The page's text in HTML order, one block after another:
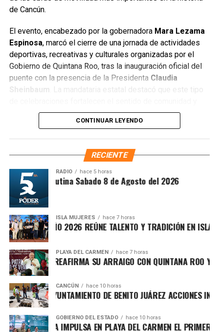
Con este regreso, BTS reafirma su impacto cultural y su
capacidad para movilizar audiencias globales,
consolidándose como uno de los fenómenos musicales
más influyentes de la última década. Su presencia en
México dejó una huella significativa tanto para los
seguidores como para la industria del entretenimiento.
Fuente: 5to Poder Agencia de Noticias.
Recibe las noticias al instante
Únete al canal oficial de WhatsApp de
Quinto Podery recibe las noticias más
importantes de Quintana Roo directamente
en tu teléfono.
de Cancún.
El evento, encabezado por la gobernadora Mara Lezama
Espinosa, marcó el cierre de una jornada de actividades
deportivas, recreativas y culturales organizadas por el
Gobierno de Quintana Roo, tras la inauguración oficial del
puente con la presencia de la Presidenta Claudia
Sheinbaum
. La mandataria estatal destacó que este tipo
permiten que las familias disfruten de espacios seguros y
influyentes del pop-folk contemporáneo, interpretó sus
temas más reconocidos ante un público que abarrotó la
zona del puente. Canciones como “Cómo te atreves”,
“Besos en guerra”, “Amor con hielo”, “Cuando nadie ve”, “No
CONTINUAR LEYENDO
RECIENTE
RADIO hace 5 horas
Síntesis Matutina Sabado 8 de Agosto del 2026
ISLA MUJERES hace 7 horas
ISLEÑO 2026 REÚNE TALENTO Y TRADICIÓN EN ISLA
PLAYA DEL CARMEN hace 7 horas
MARÍN REAFIRMA SU ARRAIGO CON QUINTANA ROO Y
CANCÚN hace 10 horas
AYUNTAMIENTO DE BENITO JUÁREZ ACCIONES
GOBIERNO DEL ESTADO hace 10 horas
LEZAMA IMPULSA EN PLAYA DEL CARMEN EL PRIMER